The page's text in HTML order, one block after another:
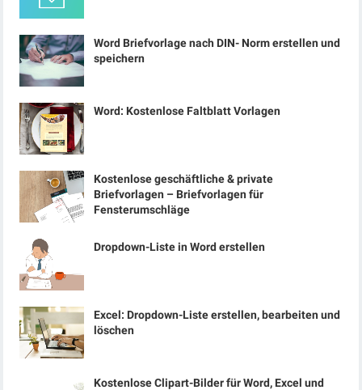
Word Briefvorlage nach DIN- Norm erstellen und
speichern
Word: Kostenlose Faltblatt Vorlagen
Kostenlose geschäftliche & private
Briefvorlagen – Briefvorlagen für
Fensterumschläge
Dropdown-Liste in Word erstellen
Excel: Dropdown-Liste erstellen, bearbeiten und
löschen
Kostenlose Clipart-Bilder für Word, Excel und